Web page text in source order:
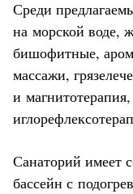
Среди
на морской воде,
бишофитные,
массажи,
и
Санаторий имеет
бассейн с